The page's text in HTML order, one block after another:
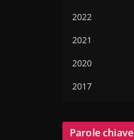
2022
2021
2020
2017
Parole chiave